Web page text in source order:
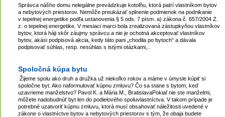
Správca nášho domu nelegálne prevádzkuje kotolňu, ktorá patrí vlastníkom bytov
a nebytových priestorov. Nemôže preukázať splnenie podmienok na podnikanie
v tepelnej energetike podľa ustanovenia § 5 ods. 7 písm. a) zákona č. 657/2004 Z.
z. o tepelnej energetike. V mesiaci marci bola zrealizovaná zástupkyňou vlastníkov
bytov, ktorá háji skôr záujmy správcu a nie je ochotná akceptovať vlastníkov
bytov, akási podpisová akcia, kedy táto pani „chodila po bytoch“ a dávala
podpisovať súhlas, resp. nesúhlas s istými otázkami,..
Spoločná kúpa bytu
Žijeme spolu ako druh a družka už niekoľko rokov a máme v úmysle kúpiť si
spoločne byt. Ako naformulovať kúpnu zmluvu? Čo sa stane s bytom, keď
uzavrieme manželstvo? Pavol K. a Mária M., BratislavaPokiaľ nie ste manželmi,
môžete nadobudnúť byt len do podielového spoluvlastníctva. V takom prípade je
potrebné uzatvoriť kúpnu zmluvu, ktorá musí obsahovať náležitosti uvedené v
zákone o vlastníctve bytov a nebytových priestorov s tým, že obaja budete